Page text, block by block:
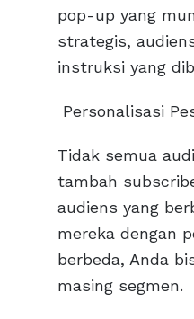
pop-up yang
strategis,
instruksi yang
Personalisasi
Tidak semua
tambah
audiens yang
mereka dengan
berbeda, Anda
masing segmen.